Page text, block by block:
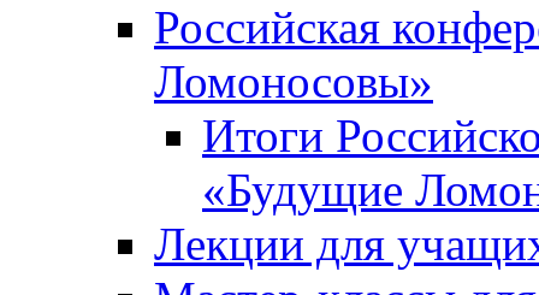
Российская
Ломоносовы»
Итоги
«Будущие
Лекции для